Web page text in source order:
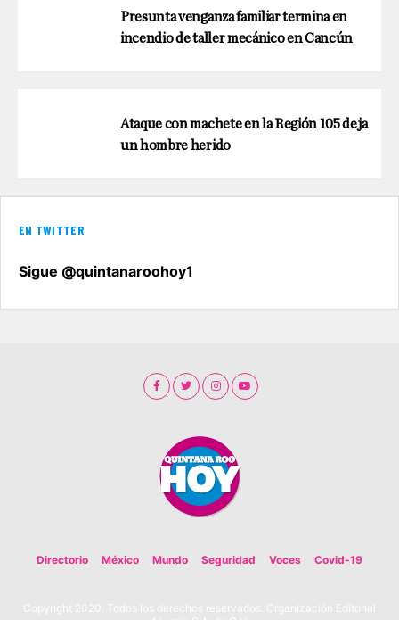
Presunta venganza familiar termina en
incendio de taller mecánico en Cancún
Ataque con machete en la Región 105 deja
un hombre herido
EN TWITTER
Sigue @quintanaroohoy1
Directorio México Mundo Seguridad Voces Covid-19